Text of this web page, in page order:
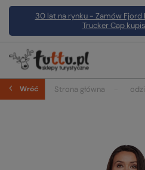
30 lat na rynku - Zamów Fjord
Trucker Cap
Wróć Strona główna